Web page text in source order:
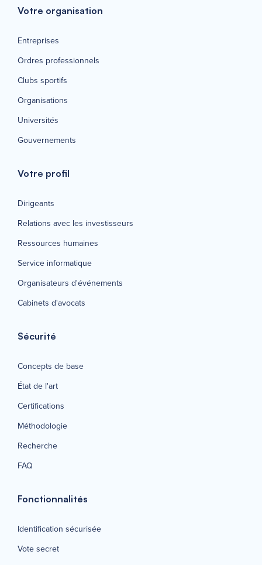
Votre organisation
Entreprises
Ordres professionnels
Clubs sportifs
Organisations
Universités
Gouvernements
Votre profil
Dirigeants
Relations avec les investisseurs
Ressources humaines
Service informatique
Organisateurs d'événements
Cabinets d'avocats
Sécurité
Concepts de base
État de l'art
Certifications
Méthodologie
Recherche
FAQ
Fonctionnalités
Identification sécurisée
Vote secret